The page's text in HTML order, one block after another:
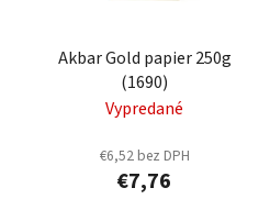
Akbar Gold papier 250g
(1690)
Vypredané
€6,52 bez DPH
€7,76